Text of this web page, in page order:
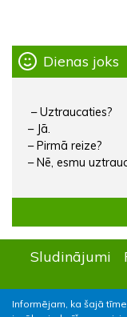
Informējam, ka šajā
Dienas joks
– Uztraucaties?
– Jā.
– Pirmā reize?
– Nē, esmu
Sludinājumi